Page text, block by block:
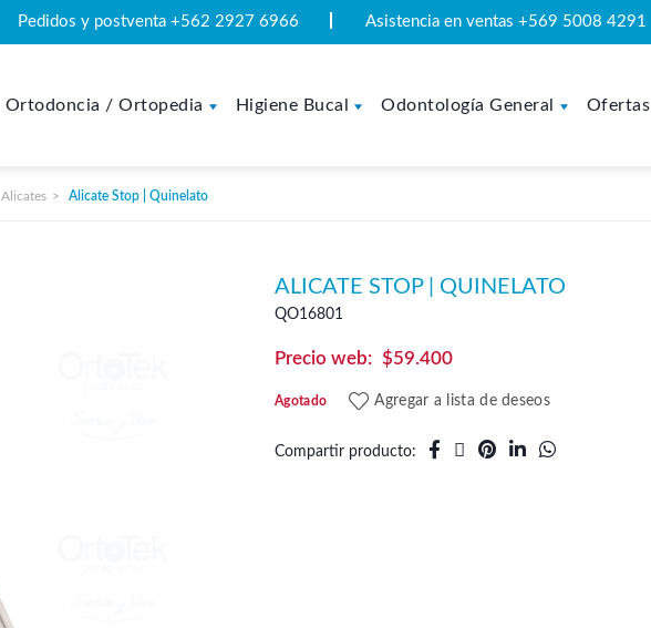
Pedidos y postventa +562 2927 6966 Asistencia en ventas +569 5008 4291
Ortodoncia / Ortopedia Higiene Bucal Odontología General Ofertas
Alicates Alicate Stop | Quinelato
ALICATE STOP | QUINELATO
QO16801
$59.400
Agotado Agregar a lista de deseos
Compartir producto